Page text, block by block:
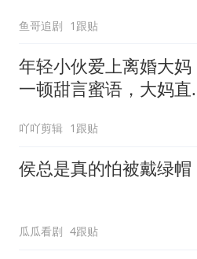
鱼哥追剧 1跟贴
年轻小伙爱上离婚大妈
一顿甜言蜜语，大妈直
吖吖剪辑 1跟贴
侯总是真的怕被戴绿帽
瓜瓜看剧 4跟贴